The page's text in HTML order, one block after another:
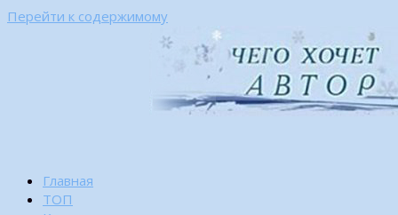
Перейти к содержимому
Главная
ТОП